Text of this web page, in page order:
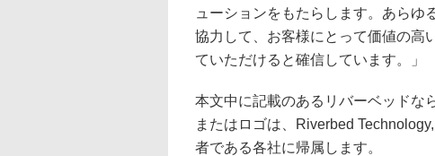
ューションをもたらします。あらゆ
協力して、お客様にとって価値の高
ていただけると確信しています。」
本文中に記載のあるリバーベッドな
またはロゴは、Riverbed
者である各社に帰属します。